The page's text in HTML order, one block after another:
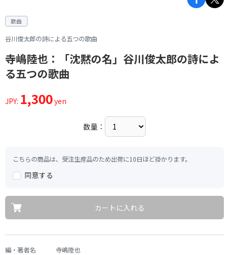
歌曲
谷川俊太郎の詩による五つの歌曲
寺嶋陸也：「沈黙の名」谷川俊太郎の詩によ
る五つの歌曲
JPY: 1,300yen
数量：
こちらの商品は、受注生産品のため出荷に10日ほど掛かります。
同意する
カートに入れる
編・著者名
寺嶋陸也